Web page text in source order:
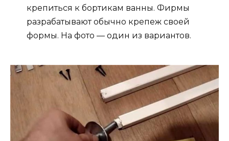
крепиться к бортикам ванны. Фирмы
разрабатывают обычно крепеж своей
формы. На фото — один из вариантов.